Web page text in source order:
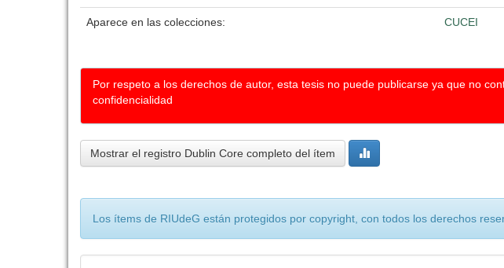
Aparece en las colecciones: CUCEI
Por respeto a los derechos de autor, esta tesis no puede publicarse ya que no
confidencialidad
Mostrar el registro Dublin Core completo del ítem
Los ítems de RIUdeG están protegidos por copyright, con todos los derechos